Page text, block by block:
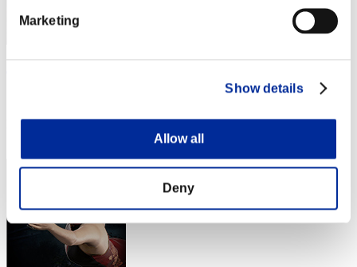
Marketing
Show details
Allow all
Deny
RANK